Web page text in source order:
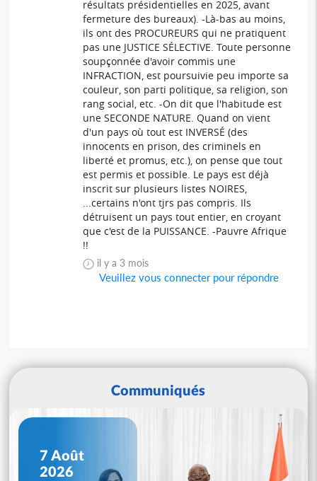
résultats présidentielles en 2025, avant
fermeture des bureaux). -Là-bas au moins,
ils ont des PROCUREURS qui ne pratiquent
pas une JUSTICE SÉLECTIVE. Toute personne
soupçonnée d'avoir commis une
INFRACTION, est poursuivie peu importe sa
couleur, son parti politique, sa religion, son
rang social, etc. -On dit que l'habitude est
une SECONDE NATURE. Quand on vient
d'un pays où tout est INVERSÉ (des
innocents en prison, des criminels en
liberté et promus, etc.), on pense que tout
est permis et possible. Le pays est déjà
inscrit sur plusieurs listes NOIRES,
...certains n'ont tjrs pas compris. Ils
détruisent un pays tout entier, en croyant
que c'est de la PUISSANCE. -Pauvre Afrique
!!
il y a 3 mois
Veuillez vous connecter pour répondre
Communiqués
7 Août
2026